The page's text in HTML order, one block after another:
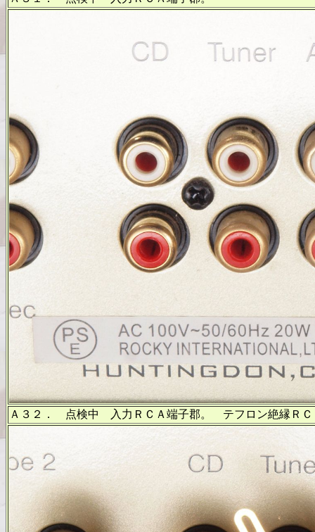
Ａ３２． 点検中 入力ＲＣＡ端子郡。 テフロン絶縁ＲＣ